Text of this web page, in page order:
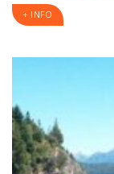
+ INFO